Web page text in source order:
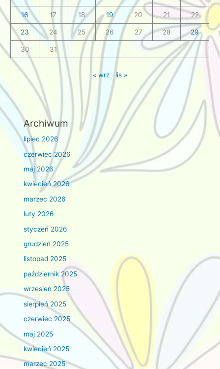
16 17 18 19 20 21 22
23 24 25 26 27 28 29
30 31
« wrz lis »
Archiwum
lipiec 2026
czerwiec 2026
maj 2026
kwiecień 2026
marzec 2026
luty 2026
styczeń 2026
grudzień 2025
listopad 2025
październik 2025
wrzesień 2025
sierpień 2025
czerwiec 2025
maj 2025
kwiecień 2025
marzec 2025